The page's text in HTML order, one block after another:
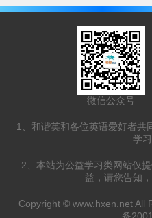
微信公众号
1、和谐英和各位英语爱好者共
学
2、本站为公益学习类网站仅
益，请您告知
Copyright © www.hxen.netAll